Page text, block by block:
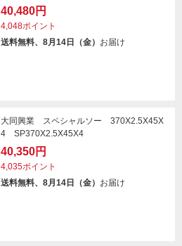
40,480円
4,048ポイント
送料無料、8月14日（金） お届け
大同興業 スペシャルソー 370X2.5X45X
4 SP370X2.5X45X4
40,350円
4,035ポイント
送料無料、8月14日（金） お届け